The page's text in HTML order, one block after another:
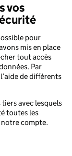
vos
pour
mis en place
tout accès
Par
de différents
avec lesquels
toutes les
compte.